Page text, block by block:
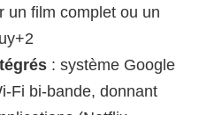
un film complet ou un
: système Google
bi-bande, donnant